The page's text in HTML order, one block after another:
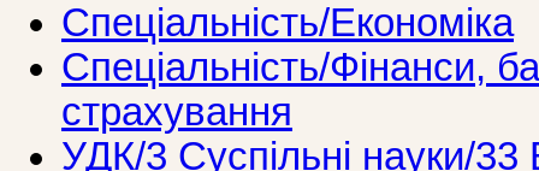
Спеціальність/Економіка
Спеціальність/Фінанси,
страхування
УДК/3 Суспiльнi науки/33